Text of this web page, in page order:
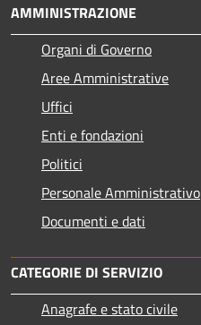
AMMINISTRAZIONE
Organi di Governo
Aree Amministrative
Uffici
Enti e fondazioni
Politici
Personale Amministrativo
Documenti e dati
CATEGORIE DI SERVIZIO
Anagrafe e stato civile